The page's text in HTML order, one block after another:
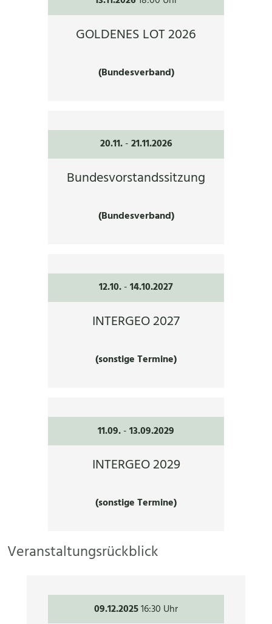
GOLDENES LOT 2026
(Bundesverband)
20.11. -21.11.2026
Bundesvorstandssitzung
(Bundesverband)
12.10.-14.10.2027
INTERGEO 2027
(sonstige Termine)
11.09.-13.09.2029
INTERGEO 2029
(sonstige Termine)
Veranstaltungsrückblick
09.12.202516:30 Uhr